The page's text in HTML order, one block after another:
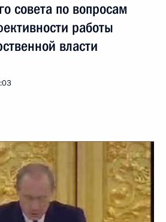
совета по вопросам
работы
власти